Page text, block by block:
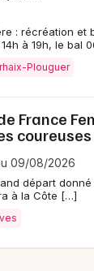
: récréation et
à 19h, le bal
Plouguer
France
coureuses
09/08/2026
départ
à la Côte […]